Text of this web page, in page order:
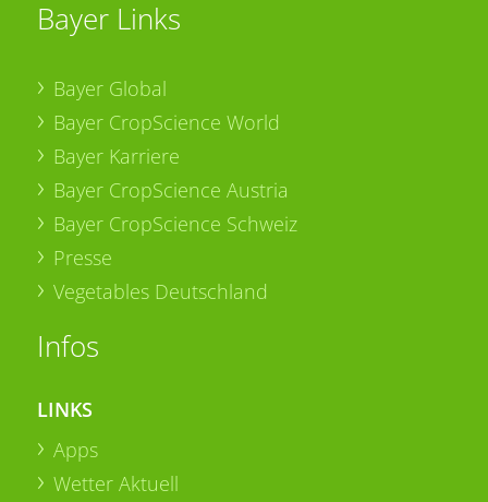
Bayer Links
Bayer Global
Bayer CropScience World
Bayer Karriere
Bayer CropScience Austria
Bayer CropScience Schweiz
Presse
Vegetables Deutschland
Infos
LINKS
Apps
Wetter Aktuell